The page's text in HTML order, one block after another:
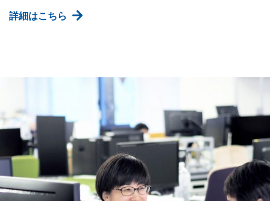
詳細はこちら